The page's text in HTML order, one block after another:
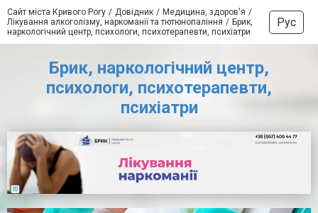
Сайт міста Кривого Рогу Довідник
Медицина, здоров'я
Лікування алкоголізму, наркоманії та тютюнопаління
Брик,
наркологічний центр, психологи, психотерапевти, психіатри
Рус
Брик, наркологічний центр,
психологи, психотерапевти,
психіатри